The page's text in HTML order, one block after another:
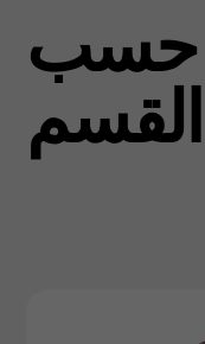
حسب
القسم